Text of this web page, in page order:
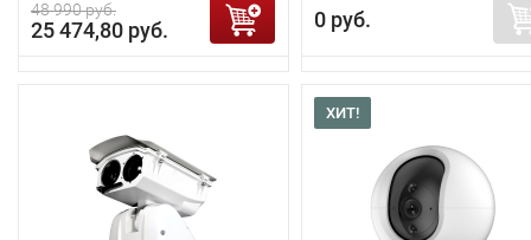
48 990 руб.
25 474,80 руб. 0 руб.
ХИТ!